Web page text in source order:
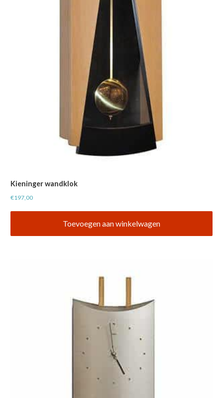
Kieninger wandklok
€197,00
Toevoegen aan winkelwagen